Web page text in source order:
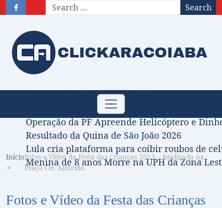
Search
Toggle
navigation
Obituário – Nota de falecimento: 31/07/2026
Comissão Aprova Projeto de Jilmar Tatto
Operação da PF Apreende Helicóptero e
Resultado da Quina de São João 2026
Lula cria plataforma para coibir roubos de
Menina de 8 anos Morre na UPH da Zona
InícioFotos e Vídeo da Festa das Crianças 2017 – Realizada na
Praça Cel. Almeida.
Fotos e Vídeo da Festa das Crianças